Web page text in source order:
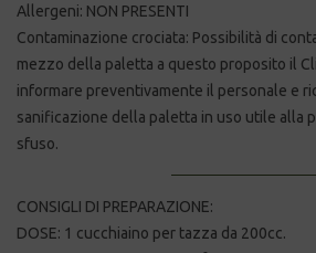
Allergeni: NON PRESENTI
Contaminazione crociata: Possibilità di
mezzo della paletta a questo proposito il
informare preventivamente il personale e
sanificazione della paletta in uso utile alla
sfuso.
CONSIGLI DI PREPARAZIONE:
DOSE: 1 cucchiaino per tazza da 200cc.